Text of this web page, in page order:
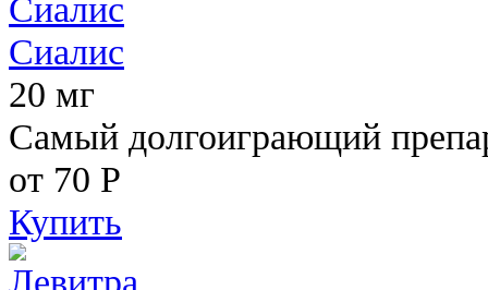
Сиалис
20 мг
Самый долгоиграющий
от 70 Р
Купить